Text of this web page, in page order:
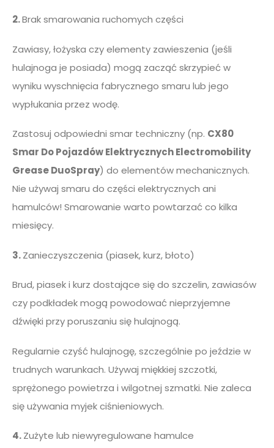
2.Brak smarowania ruchomych części
Zawiasy, łożyska czy elementy zawieszenia (jeśli
hulajnoga je posiada) mogą zacząć skrzypieć w
wyniku wyschnięcia fabrycznego smaru lub jego
wypłukania przez wodę.
Zastosuj odpowiedni smar techniczny (np. CX80
Smar Do Pojazdów Elektrycznych Electromobility
Grease DuoSpray) do elementów mechanicznych.
Nie używaj smaru do części elektrycznych ani
hamulców! Smarowanie warto powtarzać co kilka
miesięcy.
3.Zanieczyszczenia (piasek, kurz, błoto)
Brud, piasek i kurz dostające się do szczelin, zawiasów
czy podkładek mogą powodować nieprzyjemne
dźwięki przy poruszaniu się hulajnogą.
Regularnie czyść hulajnogę, szczególnie po jeździe w
trudnych warunkach. Używaj miękkiej szczotki,
sprężonego powietrza i wilgotnej szmatki. Nie zaleca
się używania myjek ciśnieniowych.
4.Zużyte lub niewyregulowane hamulce